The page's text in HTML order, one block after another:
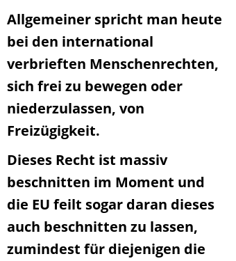
Allgemeiner spricht man heute
bei den international
verbrieften Menschenrechten,
sich frei zu bewegen oder
niederzulassen, von
Freizügigkeit.
Dieses Recht ist massiv
beschnitten im Moment und
die EU feilt sogar daran dieses
auch beschnitten zu lassen,
zumindest für diejenigen die